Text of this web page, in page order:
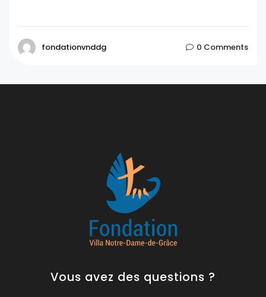
fondationvnddg 0 Comments
Vous avez des questions ?